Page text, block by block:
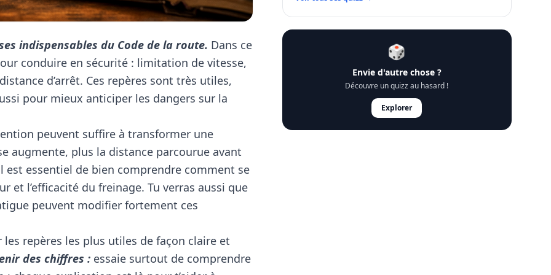
indispensables du Code de la route. Dans ce
conduire en sécurité : limitation de vitesse,
d’arrêt. Ces repères sont très utiles,
pour mieux anticiper les dangers sur la
peuvent suffire à transformer une
augmente, plus la distance parcourue avant
est essentiel de bien comprendre comment se
l’efficacité du freinage. Tu verras aussi que
peuvent modifier fortement ces
les repères les plus utiles de façon claire et
des chiffres : essaie surtout de comprendre
🎲
Envie d'autre chose ?
Découvre un quizz au hasard !
Explorer